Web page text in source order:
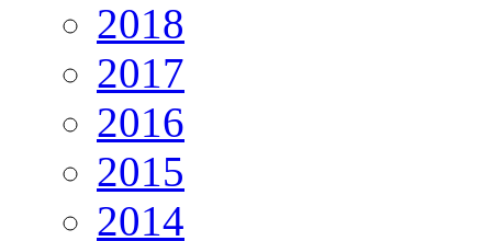
2018
2017
2016
2015
2014